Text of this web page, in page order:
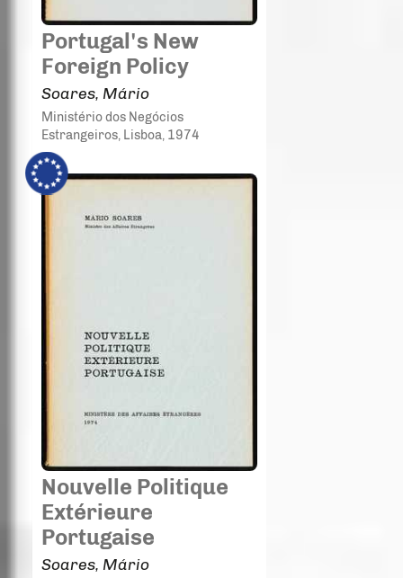
Portugal's New
Foreign Policy
Soares, Mário
Ministério dos Negócios
Estrangeiros, Lisboa, 1974
Nouvelle Politique
Extérieure
Portugaise
Soares, Mário